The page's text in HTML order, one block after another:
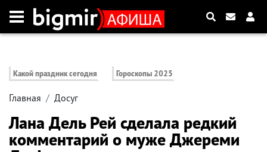
Какой праздник сегодня Гороскопы 2025
Главная Досуг
Лана Дель Рей сделала редкий
комментарий о муже Джереми